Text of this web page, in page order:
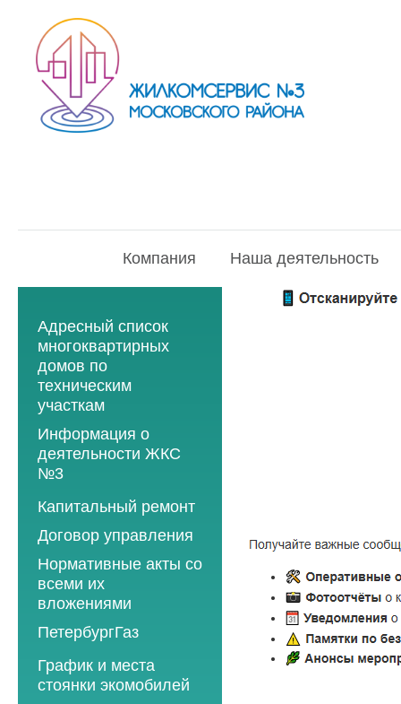
Компания Наша деятельность
Адресный список
многоквартирных
домов по
техническим
участкам
Информация о
деятельности ЖКС
№3
Программы
2013 год
2014 год
2015 год
2016 год
2017 год
Капитальный ремонт
Договор управления
Нормативные акты со
всеми их
вложениями
ПетербургГаз
2018 год
2019 год
График и места
стоянки экомобилей